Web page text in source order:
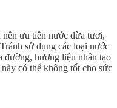
ưu tiên nước dừa tươi,
sử dụng các loại nước
đường, hương liệu nhân tạo
có thể không tốt cho sức